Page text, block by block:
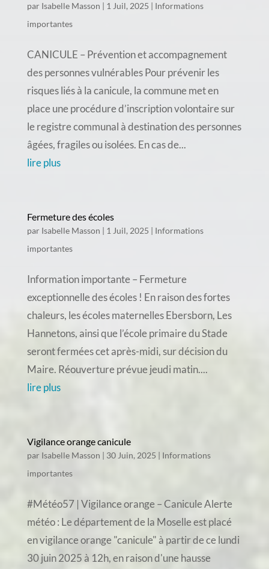
par Isabelle Masson | 1 Juil, 2025 | Informations
importantes
CANICULE – Prévention et accompagnement
des personnes vulnérables Pour prévenir les
risques liés à la canicule, la commune met en
place une procédure d’inscription volontaire sur
le registre communal à destination des personnes
âgées, fragiles ou isolées. En cas de...
lire plus
Fermeture des écoles
par Isabelle Masson | 1 Juil, 2025 | Informations
importantes
Information importante – Fermeture
exceptionnelle des écoles ! En raison des fortes
chaleurs, les écoles maternelles Ebersborn, Les
Hannetons, ainsi que l’école primaire du Stade
seront fermées cet après-midi, sur décision du
Maire. Réouverture prévue jeudi matin....
lire plus
Vigilance orange canicule
par Isabelle Masson | 30 Juin, 2025 | Informations
importantes
#Météo57 | Vigilance orange – Canicule Alerte
météo : Le département de la Moselle est placé
en vigilance orange "canicule" à partir de ce lundi
30 juin 2025 à 12h, en raison d'une hausse